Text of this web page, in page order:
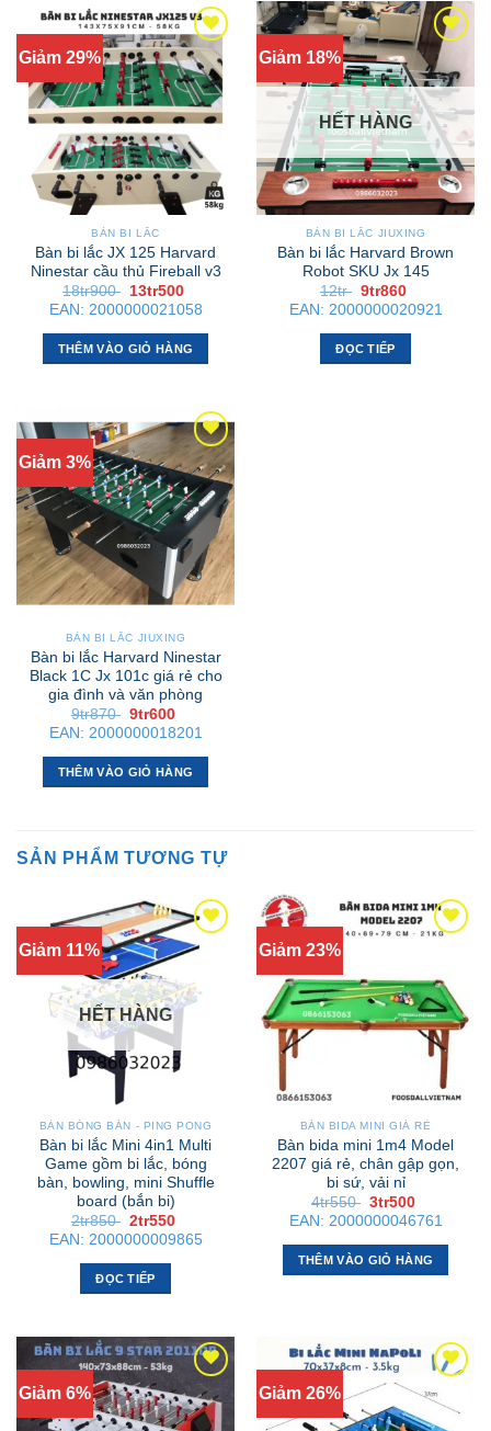
Giảm 29%
BÀN BI LẮC
Bàn bi lắc JX 125 Harvard
Ninestar cầu thủ Fireball v3
18tr900
Giá
gốc
là:
18tr900 .
13tr500
hiện
tại
là:
13tr500 .
EAN: 2000000021058
THÊM VÀO GIỎ HÀNG
Giảm 18%
HẾT HÀNG
BÀN BI LẮC JIUXING
Bàn bi lắc Harvard Brown
Robot SKU Jx 145
12tr Giá
gốc
là:
12tr .
9tr860
hiện
tại
là:
EAN: 2000000020921
ĐỌC TIẾP
Giảm 3%
BÀN BI LẮC JIUXING
Bàn bi lắc Harvard Ninestar
Black 1C Jx 101c giá rẻ cho
gia đình và văn phòng
9tr870 Giá
gốc
là:
9tr870 .
9tr600
hiện
tại
là:
9tr600 .
EAN: 2000000018201
THÊM VÀO GIỎ HÀNG
SẢN PHẨM TƯƠNG TỰ
Giảm 11%
HẾT HÀNG
BÀN BÓNG BÀN - PING PONG
Bàn bi lắc Mini 4in1 Multi
Game gồm bi lắc, bóng
bàn, bowling, mini Shuffle
board (bắn bi)
2tr850 Giá
gốc
là:
2tr850 .
2tr550
hiện
tại
EAN: 2000000009865
ĐỌC TIẾP
Giảm 23%
BÀN BIDA MINI GIÁ RẺ
Bàn bida mini 1m4 Model
2207 giá rẻ, chân gập gọn,
bi sứ, vải nỉ
4tr550 Giá
gốc
là:
4tr550 .
3tr500
hiện
tại
là:
3tr500 .
EAN: 2000000046761
THÊM VÀO GIỎ HÀNG
Giảm 6% Giảm 26%